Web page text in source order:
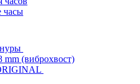
часы
mm (виброхвост)